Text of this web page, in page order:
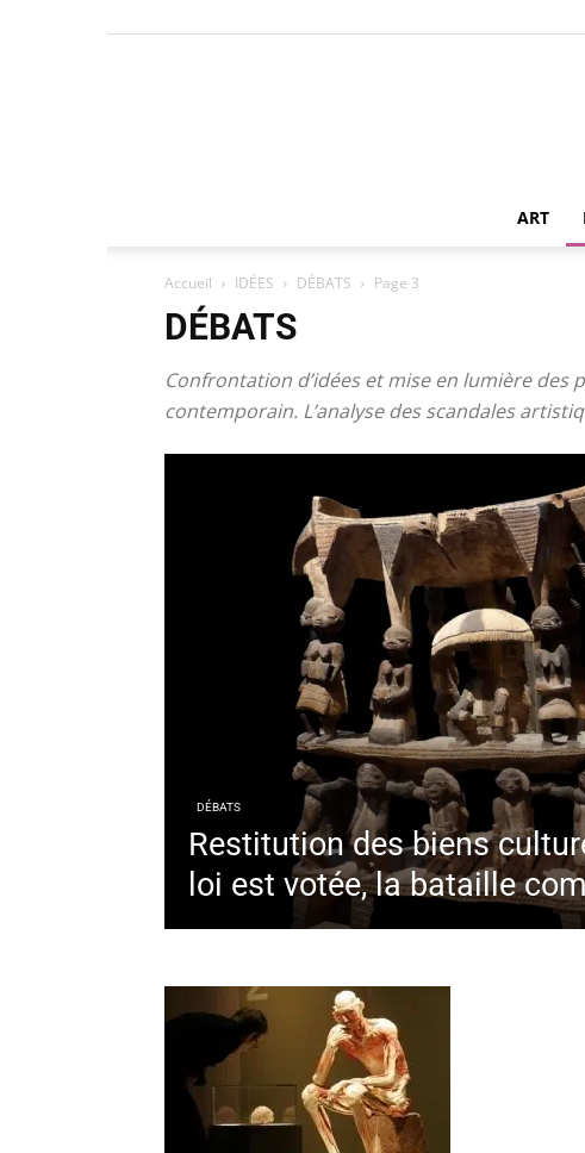
ART
Accueil IDÉES DÉBATS Page 3
DÉBATS
Confrontation d’idées et mise en lumière
contemporain. L’analyse des scandales
DÉBATS
Restitution des biens
loi est votée, la bataille